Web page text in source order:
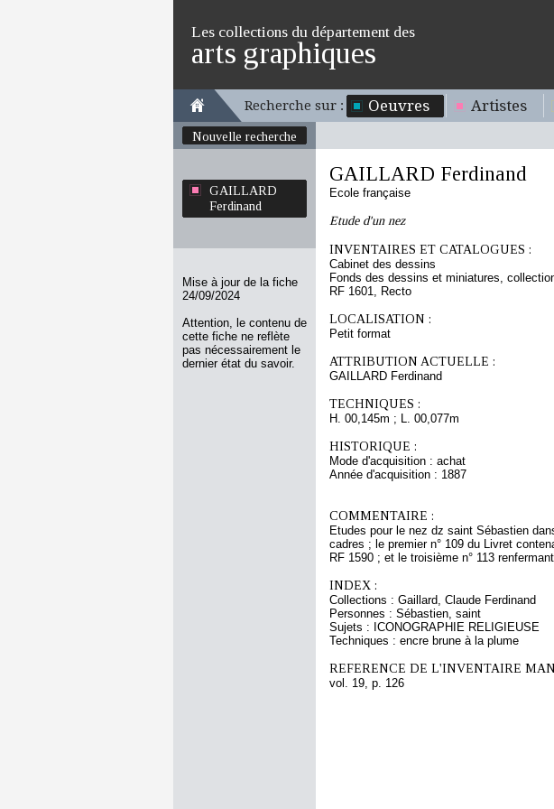
Les collections du département des
arts graphiques
Recherche sur : Oeuvres Artistes
Nouvelle recherche
GAILLARD
Ferdinand
Mise à jour de la fiche
24/09/2024
Attention, le contenu de
cette fiche ne reflète
pas nécessairement le
dernier état du savoir.
GAILLARD Ferdinand
Ecole française
Etude d'un nez
INVENTAIRES ET CATALOGUES :
Cabinet des dessins
Fonds des dessins et miniatures,
RF 1601, Recto
LOCALISATION :
Petit format
ATTRIBUTION ACTUELLE :
GAILLARD Ferdinand
TECHNIQUES :
H. 00,145m ; L. 00,077m
HISTORIQUE :
Mode d'acquisition : achat
Année d'acquisition : 1887
COMMENTAIRE :
Etudes pour le nez dz saint Sébastien
cadres ; le premier n° 109 du Livret
RF 1590 ; et le troisième n° 113
INDEX :
Collections : Gaillard, Claude Ferdinand
Personnes : Sébastien, saint
Sujets : ICONOGRAPHIE RELIGIEUSE
Techniques : encre brune à la plume
REFERENCE DE L'INVENTAIRE
vol. 19, p. 126